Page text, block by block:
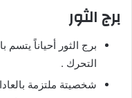
برج الثور
برج الثور أحياناً
التحرك .
شخصيتة ملتزمة